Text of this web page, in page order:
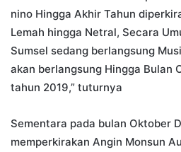
nino Hingga Akhir Tahun
Lemah hingga Netral, Secara
Sumsel sedang berlangsung
akan berlangsung Hingga Bulan
tahun 2019,” tuturnya
Sementara pada bulan Oktober
memperkirakan Angin Monsun